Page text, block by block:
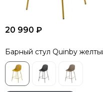
20 990 ₽
Барный стул Quinby